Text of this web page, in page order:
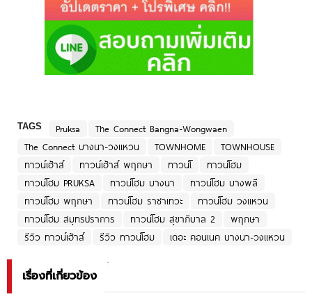
TAGS Pruksa
The Connect Bangna-Wongwaen
The Connect บางนา-วงแหวน
TOWNHOME
TOWNHOUSE
ทาวน์เฮ้าส์
ทาวน์เฮ้าส์ พฤกษา ทาวน์โ
ทาวน์โฮม
ทาวน์โฮม PRUKSA
ทาวน์โฮม บางนา
ทาวน์โฮม บางพลี
ทาวน์โฮม พฤกษา
ทาวน์โฮม ราชาเทวะ
ทาวน์โฮม วงแหวน
ทาวน์โฮม สมุทรปราการ
ทาวน์โฮม สุขาภิบาล 2
พฤกษา
รีวิว ทาวน์เฮ้าส์
รีวิว ทาวน์โฮม เดอะ คอนเนค บางนา-วงแหวน
เรื่องที่เกี่ยวข้อง